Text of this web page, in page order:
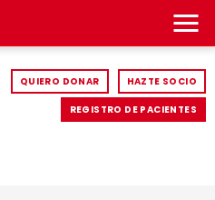
QUIERO DONAR HAZTE SOCIO
REGISTRO DE PACIENTES